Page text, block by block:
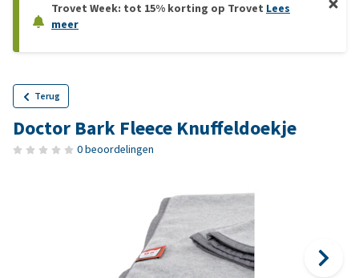
Trovet Week: tot 15% korting op Trovet Lees
meer
Terug
Doctor Bark Fleece Knuffeldoekje
0 beoordelingen